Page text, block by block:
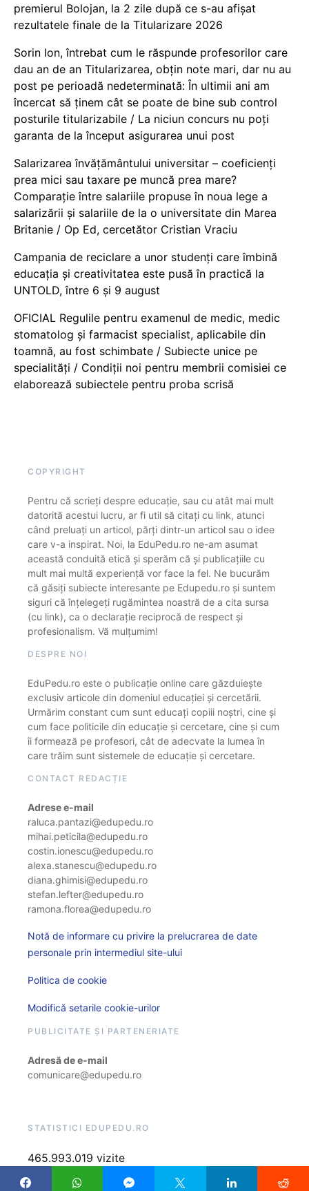
premierul Bolojan, la 2 zile după ce s-au afișat
rezultatele finale de la Titularizare 2026
Sorin Ion, întrebat cum le răspunde profesorilor care
dau an de an Titularizarea, obțin note mari, dar nu au
post pe perioadă nedeterminată: În ultimii ani am
încercat să ținem cât se poate de bine sub control
posturile titularizabile / La niciun concurs nu poți
garanta de la început asigurarea unui post
Salarizarea învățământului universitar – coeficienți
prea mici sau taxare pe muncă prea mare?
Comparație între salariile propuse în noua lege a
salarizării și salariile de la o universitate din Marea
Britanie / Op Ed, cercetător Cristian Vraciu
Campania de reciclare a unor studenți care îmbină
educația și creativitatea este pusă în practică la
UNTOLD, între 6 și 9 august
OFICIAL Regulile pentru examenul de medic, medic
stomatolog și farmacist specialist, aplicabile din
toamnă, au fost schimbate / Subiecte unice pe
specialități / Condiții noi pentru membrii comisiei ce
elaborează subiectele pentru proba scrisă
COPYRIGHT
Pentru că scrieți despre educație, sau cu atât mai mult
datorită acestui lucru, ar fi util să citați cu link, atunci
când preluați un articol, părți dintr-un articol sau o idee
care v-a inspirat. Noi, la EduPedu.ro ne-am asumat
această conduită etică și sperăm că și publicațiile cu
mult mai multă experiență vor face la fel. Ne bucurăm
că găsiți subiecte interesante pe Edupedu.ro și suntem
siguri că înțelegeți rugămintea noastră de a cita sursa
(cu link), ca o declarație reciprocă de respect și
profesionalism. Vă mulțumim!
DESPRE NOI
EduPedu.ro este o publicație online care găzduiește
exclusiv articole din domeniul educației și cercetării.
Urmărim constant cum sunt educați copiii noștri, cine și
cum face politicile din educație și cercetare, cine și cum
îi formează pe profesori, cât de adecvate la lumea în
care trăim sunt sistemele de educație și cercetare.
CONTACT REDACȚIE
Adrese e-mail
raluca.pantazi@edupedu.ro
mihai.peticila@edupedu.ro
costin.ionescu@edupedu.ro
alexa.stanescu@edupedu.ro
diana.ghimisi@edupedu.ro
stefan.lefter@edupedu.ro
ramona.florea@edupedu.ro
Notă de informare cu privire la prelucrarea de date
personale prin intermediul site-ului
Politica de cookie
Modifică setarile cookie-urilor
PUBLICITATE ȘI PARTENERIATE
Adresă de e-mail
comunicare@edupedu.ro
STATISTICI EDUPEDU.RO
465.993.019 vizite